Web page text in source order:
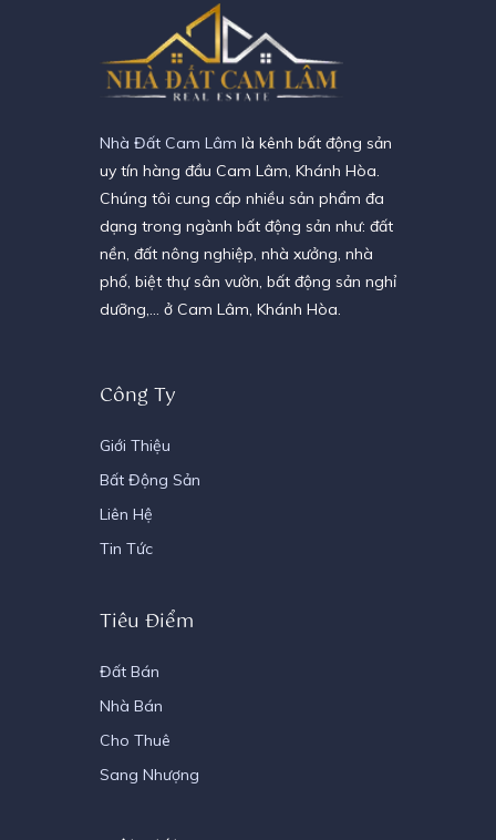
Nhà Đất Cam Lâm là kênh bất động sản
uy tín hàng đầu Cam Lâm, Khánh Hòa.
Chúng tôi cung cấp nhiều sản phẩm đa
dạng trong ngành bất động sản như: đất
nền, đất nông nghiệp, nhà xưởng, nhà
phố, biệt thự sân vườn, bất động sản nghỉ
dưỡng,… ở Cam Lâm, Khánh Hòa.
Công Ty
Giới Thiệu
Bất Động Sản
Liên Hệ
Tin Tức
Tiêu Điểm
Đất Bán
Nhà Bán
Cho Thuê
Sang Nhượng